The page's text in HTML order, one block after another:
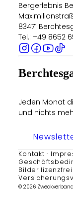
Bergerlebnis
83471
Tel.: +49 8652
Jeden Monat
und nichts
Kontakt
Bilder lizenzfrei
© 2026